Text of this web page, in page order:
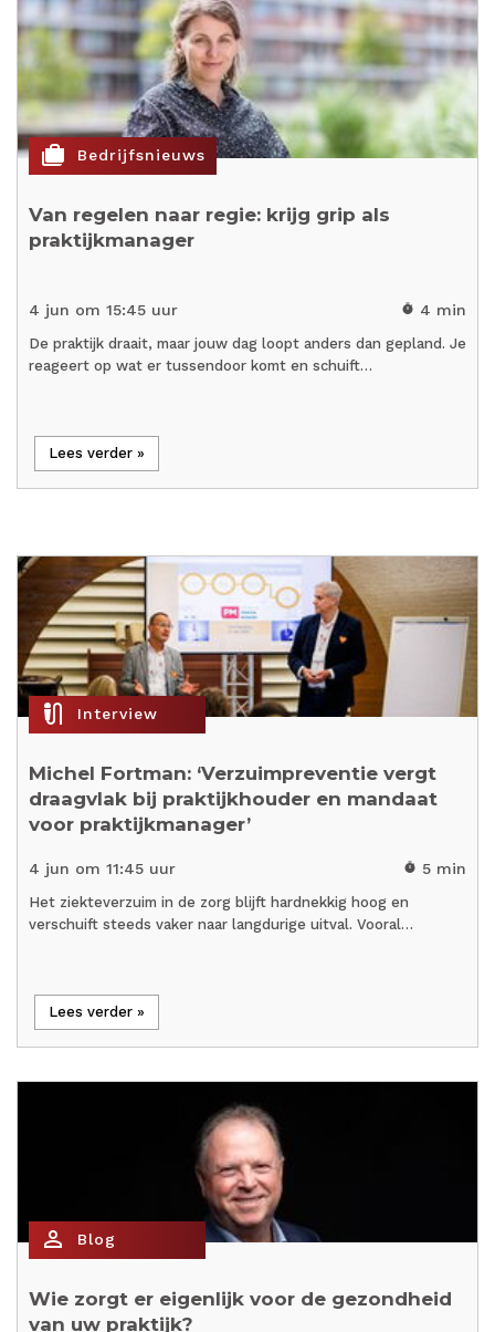
cases Bedrijfsnieuws
Van regelen naar regie: krijg grip als
praktijkmanager
4 jun om 15:45 uur timer 4 min
De praktijk draait, maar jouw dag loopt anders dan gepland. Je
reageert op wat er tussendoor komt en schuift…
Lees verder »
mic_external_on Interview
Michel Fortman: ‘Verzuimpreventie vergt
draagvlak bij praktijkhouder en mandaat
voor praktijkmanager’
4 jun om 11:45 uur timer 5 min
Het ziekteverzuim in de zorg blijft hardnekkig hoog en
verschuift steeds vaker naar langdurige uitval. Vooral…
Lees verder »
person_outline Blog
Wie zorgt er eigenlijk voor de gezondheid
van uw praktijk?